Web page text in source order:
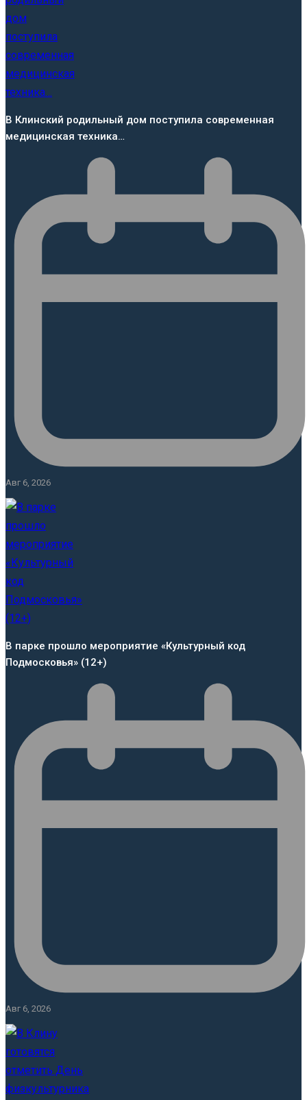
В Клинский родильный дом поступила современная
медицинская техника…
Авг 6, 2026
В парке прошло мероприятие «Культурный код
Подмосковья» (12+)
Авг 6, 2026